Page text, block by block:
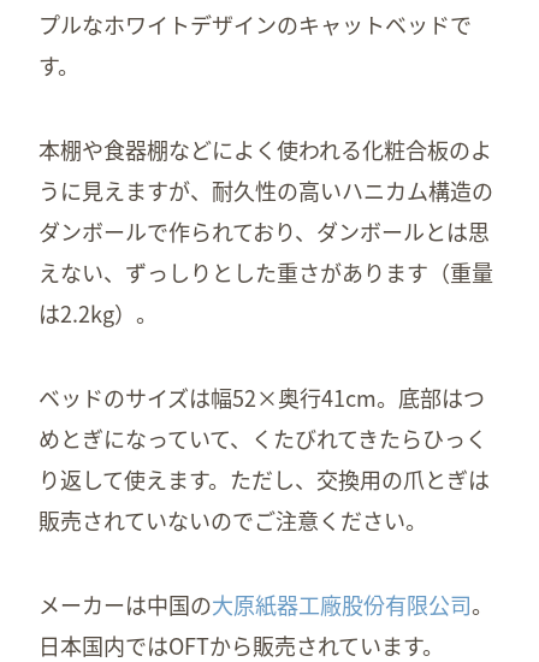
プルなホワイトデザインのキャットベッドで
す。
本棚や食器棚などによく使われる化粧合板のよ
うに見えますが、耐久性の高いハニカム構造の
ダンボールで作られており、ダンボールとは思
えない、ずっしりとした重さがあります（重量
は2.2kg）。
ベッドのサイズは幅52×奥行41cm。底部はつ
めとぎになっていて、くたびれてきたらひっく
り返して使えます。ただし、交換用の爪とぎは
販売されていないのでご注意ください。
メーカーは中国の大原紙器工廠股份有限公司。
日本国内ではOFTから販売されています。